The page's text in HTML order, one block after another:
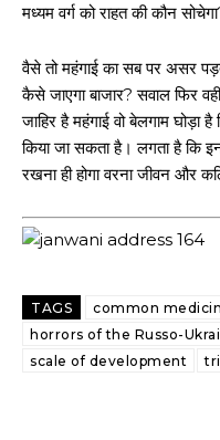
मध्यम वर्ग को राहत की कौन
वैसे तो महंगाई का सब पर असर
कैसे जाएगा बाजार? सवाल फिर
जाहिर है महंगाई वो बेलगाम घोड़ा
किया जा सकता है। लगता है कि इन
रखना ही होगा वरना जीवन और
TAGS common
horrors of the Russo-
scale of development